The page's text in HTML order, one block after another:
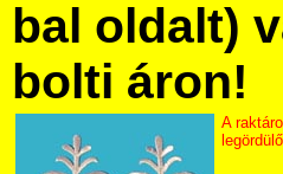
bal oldalt)
bolti áron!
A